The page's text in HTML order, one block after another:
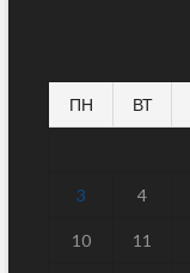
ПН ВТ
3 4
10 11